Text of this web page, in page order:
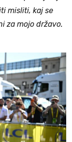
misliti, kaj se
za mojo državo.